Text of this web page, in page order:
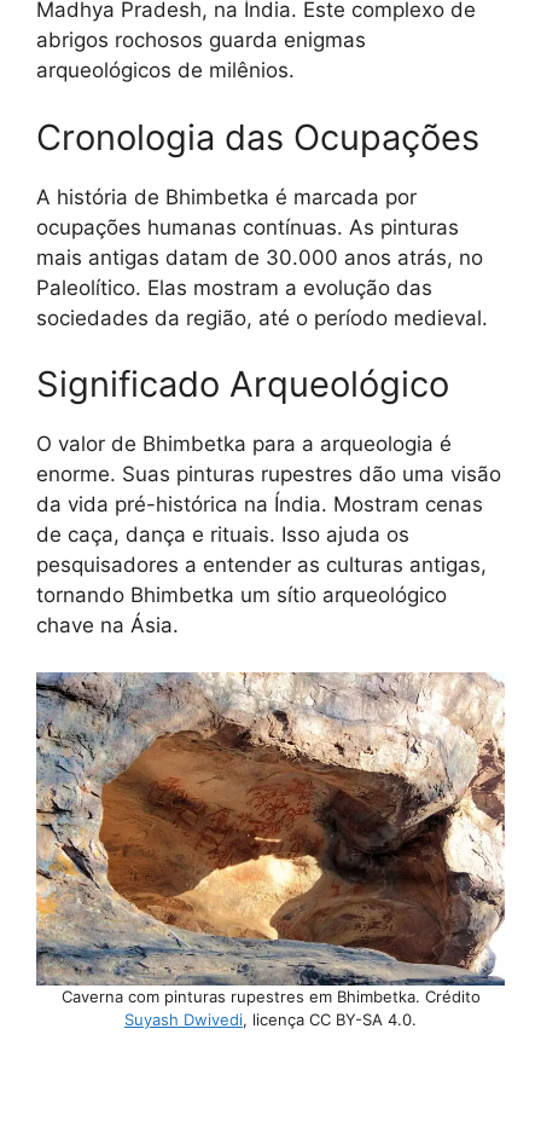
Madhya Pradesh, na Índia. Este complexo de
abrigos rochosos guarda enigmas
arqueológicos de milênios.
Cronologia das Ocupações
A história de Bhimbetka é marcada por
ocupações humanas contínuas. As pinturas
mais antigas datam de 30.000 anos atrás, no
Paleolítico. Elas mostram a evolução das
sociedades da região, até o período medieval.
Significado Arqueológico
O valor de Bhimbetka para a arqueologia é
enorme. Suas pinturas rupestres dão uma visão
da vida pré-histórica na Índia. Mostram cenas
de caça, dança e rituais. Isso ajuda os
pesquisadores a entender as culturas antigas,
tornando Bhimbetka um sítio arqueológico
chave na Ásia.
Caverna com pinturas rupestres em Bhimbetka. Crédito
Suyash Dwivedi, licença CC BY-SA 4.0.